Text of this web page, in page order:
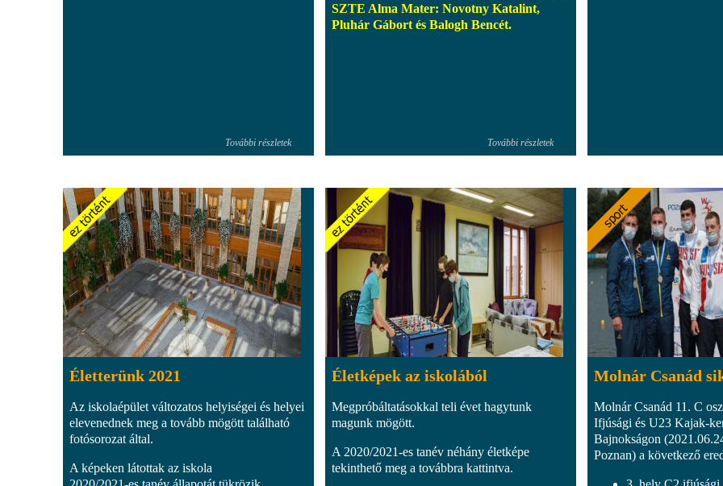
További részletek
SZTE Alma Mater: Novotny Katalint,
Pluhár Gábort és Balogh Bencét.
További részletek
Életterünk 2021
Az iskolaépület változatos helyiségei és helyei
elevenednek meg a tovább mögött található
fotósorozat által.
A képeken látottak az iskola
Életképek az iskolából
Megpróbáltatásokkal teli évet hagytunk
magunk mögött.
A 2020/2021-es tanév néhány életképe
tekinthető meg a továbbra kattintva.
Molnár Csanád
Molnár Csanád 11. C
Ifjúsági és U23 Kajak-
Bajnokságon
Poznan) a következő